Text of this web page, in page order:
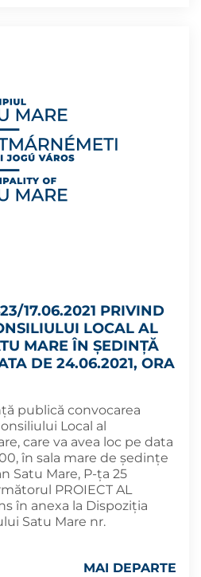
17.06.2021 PRIVIND
LOCAL AL
MARE ÎN ȘEDINȚĂ
DE 24.06.2021, ORA
publică convocarea
Local al
care va avea loc pe data
în sala mare de ședințe
Satu Mare, P-ța 25
PROIECT AL
în anexa la Dispoziția
Satu Mare nr.
MAI DEPARTE